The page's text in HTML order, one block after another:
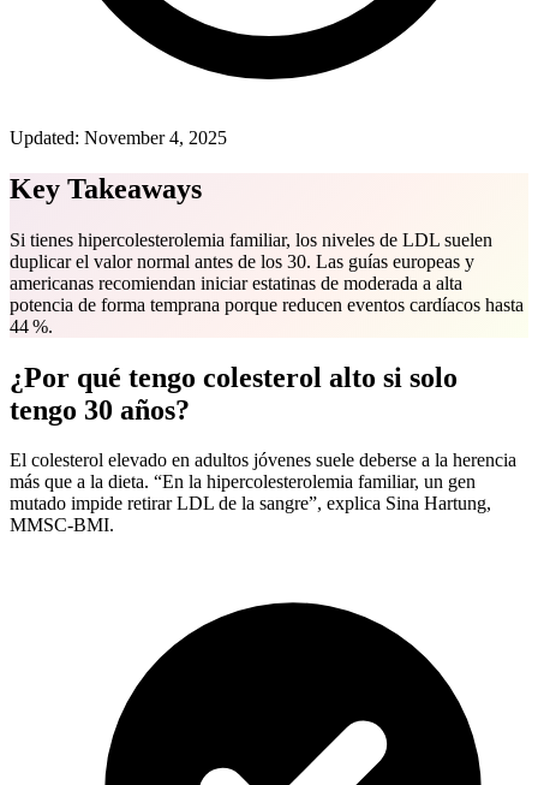
Updated: November 4, 2025
Key Takeaways
Si tienes hipercolesterolemia familiar, los niveles de LDL suelen
duplicar el valor normal antes de los 30. Las guías europeas y
americanas recomiendan iniciar estatinas de moderada a alta
potencia de forma temprana porque reducen eventos cardíacos hasta
44 %.
¿Por qué tengo colesterol alto si solo
tengo 30 años?
El colesterol elevado en adultos jóvenes suele deberse a la herencia
más que a la dieta. “En la hipercolesterolemia familiar, un gen
mutado impide retirar LDL de la sangre”, explica Sina Hartung,
MMSC-BMI.